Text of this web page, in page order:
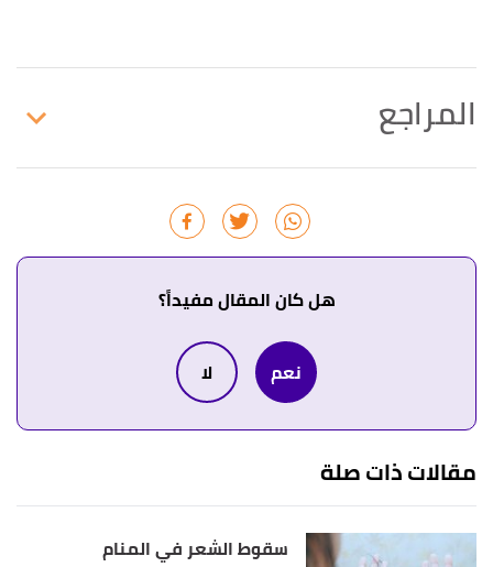
المراجع
^أبتعبد الغني النابلسي،تعطير الأنام في تفسير
"تحميل كتاب تفسير الأحلام بالقرآن"
↑"كتاب الإشارات في علم العبارات"،المكتبة الشاملة،
↑"حرف الشين - الشعر"،قاموس تفسير الأحلام
للنابلسي، اطّلع عليه بتاريخ 30/8/2023. بتصرّف.
هل كان المقال مفيداً؟
نعم لا
مقالات ذات صلة
سقوط الشعر في المنام